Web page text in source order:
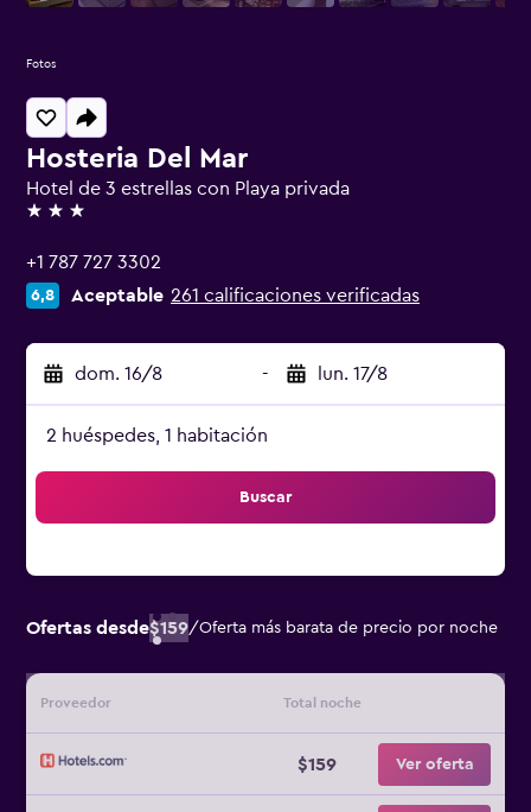
Hosteria Del Mar
Hotel de 3 estrellas con Playa privada
3 estrellas
+1 787 727 3302
6,8 Aceptable 261 calificaciones verificadas
dom. 16/8 - lun. 17/8
2 huéspedes, 1 habitación
Buscar
Ofertas desde$159/Oferta más barata de precio por noche
Proveedor Total noche
$159 Ver oferta
Fotos